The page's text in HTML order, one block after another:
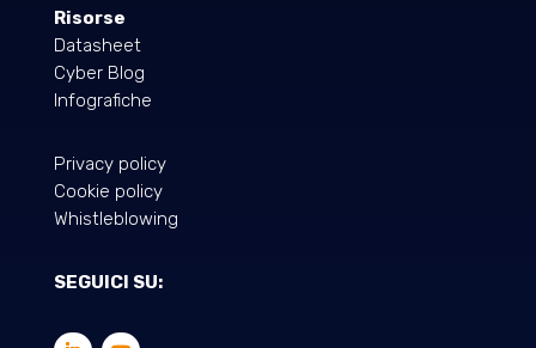
Risorse
Datasheet
Cyber Blog
Infografiche
Privacy policy
Cookie policy
Whistleblowing
SEGUICI SU: